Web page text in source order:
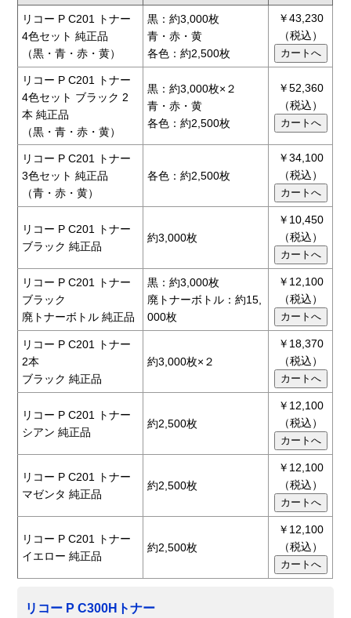
リコー P C201 トナー
4色セット 純正品
（黒・青・赤・黄）
黒：約3,000枚
青・赤・黄
各色：約2,500枚
￥43,230
（税込）
リコー P C201 トナー
4色セット ブラック 2
本 純正品
（黒・青・赤・黄）
黒：約3,000枚×２
青・赤・黄
各色：約2,500枚
￥52,360
（税込）
リコー P C201 トナー
3色セット 純正品
（青・赤・黄）
各色：約2,500枚
￥34,100
（税込）
リコー P C201 トナー
ブラック 純正品
約3,000枚
￥10,450
（税込）
リコー P C201 トナー
ブラック
廃トナーボトル 純正品
黒：約3,000枚
廃トナーボトル：約15,
000枚
￥12,100
（税込）
リコー P C201 トナー
2本
ブラック 純正品
約3,000枚×２
￥18,370
（税込）
リコー P C201 トナー
シアン 純正品
約2,500枚
￥12,100
（税込）
リコー P C201 トナー
マゼンタ 純正品
約2,500枚
￥12,100
（税込）
リコー P C201 トナー
イエロー 純正品
約2,500枚
￥12,100
（税込）
リコー P C300Hトナー